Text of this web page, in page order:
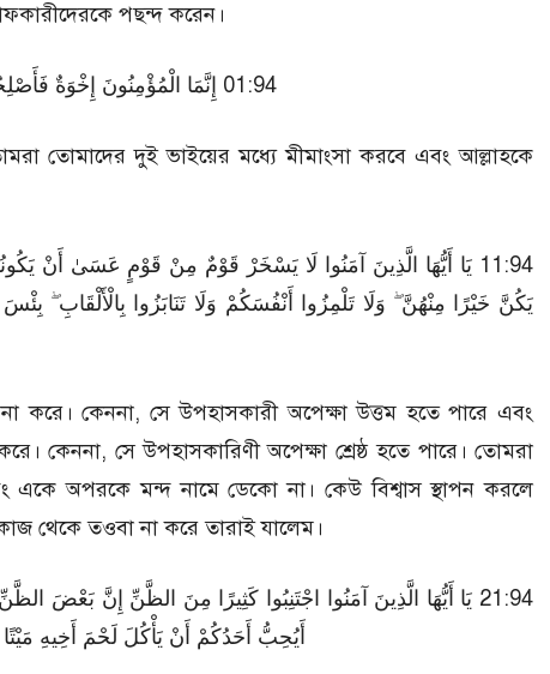
পছন্দ করেন।
49:10 إِنَّمَا الْمُؤْمِنُونَ إِخْوَةٌ
তোমাদের দুই ভাইয়ের মধ্যে মীমাংসা করবে এবং আল্লাহকে
49:11 يَا أَيُّهَا الَّذِينَ آمَنُوا لَا يَسْخَرْ قَوْمٌ مِنْ قَوْمٍ عَسَىٰ أَنْ
يَكُنَّ خَيْرًا مِنْهُنَّ ۖ وَلَا تَلْمِزُوا أَنْفُسَكُمْ وَلَا تَنَابَزُوا بِالْأَلْقَابِ
কেননা, সে উপহাসকারী অপেক্ষা উত্তম হতে পারে এবং
কেননা, সে উপহাসকারিণী অপেক্ষা শ্রেষ্ঠ হতে পারে। তোমরা
একে অপরকে মন্দ নামে ডেকো না। কেউ বিশ্বাস স্থাপন করলে
থেকে তওবা না করে তারাই যালেম।
49:12 يَا أَيُّهَا الَّذِينَ آمَنُوا اجْتَنِبُوا كَثِيرًا مِنَ الظَّنِّ إِنَّ بَعْضَ
أَيُحِبُّ أَحَدُكُمْ أَنْ يَأْكُلَ لَحْمَ أَخِيهِ مَيْتًا